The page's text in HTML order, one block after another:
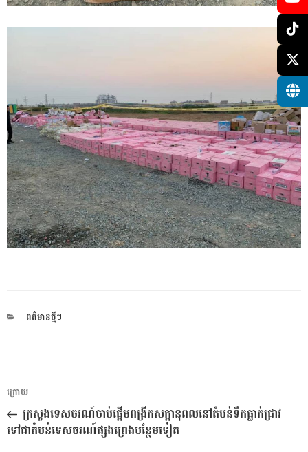
CATEGORIES
ពត៌មានថ្មីៗ
ការ​
នាំទិស​
ប្រកាស
អត្ថបទ
មុន
ក្រោយ
ក្រសួងទេសចរណ៍ចាប់ផ្ដើមពង្រីកសក្ដានុពលនៅតំបន់ទឹកធ្លាក់ជ្រាវ
ទៅជាតំបន់ទេសចរណ៍ផ្សងព្រេងបន្ថែមទៀត